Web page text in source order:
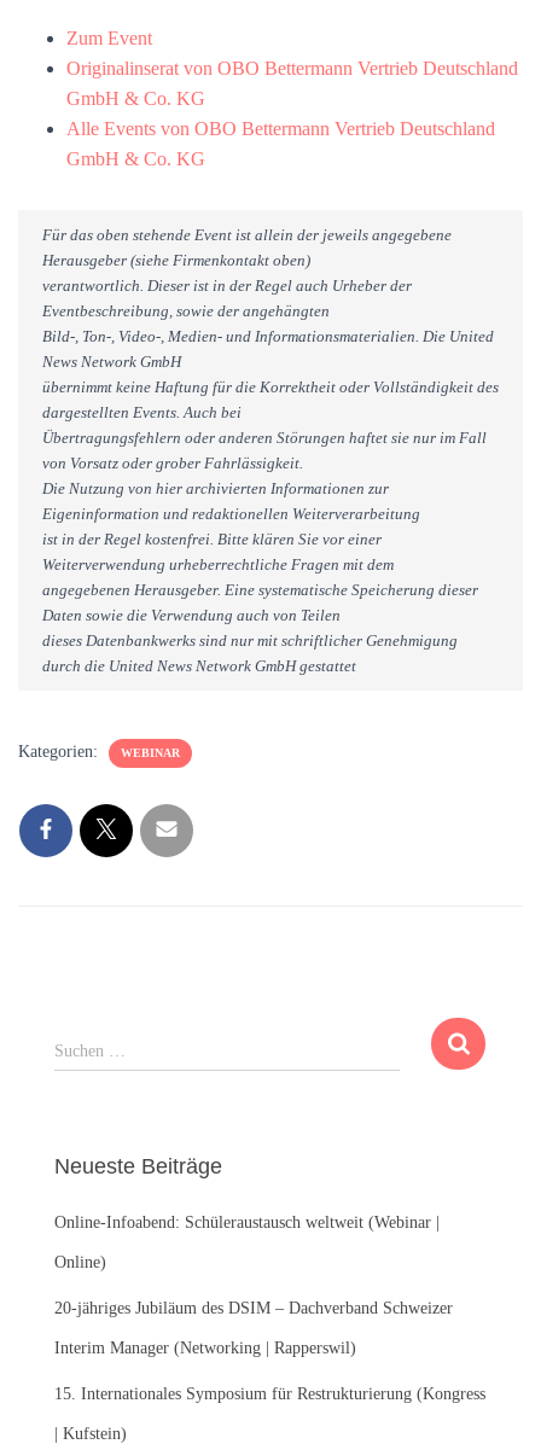
Zum Event
Originalinserat von OBO Bettermann Vertrieb Deutschland
GmbH & Co. KG
Alle Events von OBO Bettermann Vertrieb Deutschland
GmbH & Co. KG
Für das oben stehende Event ist allein der jeweils angegebene
Herausgeber (siehe Firmenkontakt oben)
verantwortlich. Dieser ist in der Regel auch Urheber der
Eventbeschreibung, sowie der angehängten
Bild-, Ton-, Video-, Medien- und Informationsmaterialien. Die United
News Network GmbH
übernimmt keine Haftung für die Korrektheit oder Vollständigkeit des
dargestellten Events. Auch bei
Übertragungsfehlern oder anderen Störungen haftet sie nur im Fall
von Vorsatz oder grober Fahrlässigkeit.
Die Nutzung von hier archivierten Informationen zur
Eigeninformation und redaktionellen Weiterverarbeitung
ist in der Regel kostenfrei. Bitte klären Sie vor einer
Weiterverwendung urheberrechtliche Fragen mit dem
angegebenen Herausgeber. Eine systematische Speicherung dieser
Daten sowie die Verwendung auch von Teilen
dieses Datenbankwerks sind nur mit schriftlicher Genehmigung
durch die United News Network GmbH gestattet
Kategorien: WEBINAR
S
u
n
a
c
:
Suchen …
Neueste Beiträge
Online-Infoabend: Schüleraustausch weltweit (Webinar |
Online)
20-jähriges Jubiläum des DSIM – Dachverband Schweizer
Interim Manager (Networking | Rapperswil)
15. Internationales Symposium für Restrukturierung (Kongress
| Kufstein)